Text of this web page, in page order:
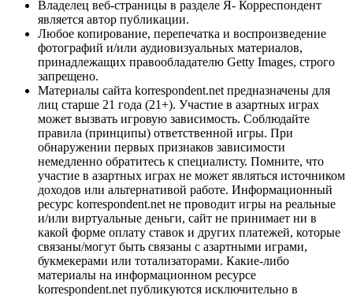
Владелец веб-страницы в разделе Я- Корреспондент
является автор публикации.
Любое копирование, перепечатка и воспроизведение
фотографий и/или аудиовизуальных материалов,
принадлежащих правообладателю Getty Images, строго
запрещено.
Материалы сайта korrespondent.net предназначены для
лиц старше 21 года (21+). Участие в азартных играх
может вызвать игровую зависимость. Соблюдайте
правила (принципы) ответственной игры. При
обнаружении первых признаков зависимости
немедленно обратитесь к специалисту. Помните, что
участие в азартных играх не может являться источником
доходов или альтернативой работе. Информационный
ресурс korrespondent.net не проводит игры на реальные
и/или виртуальные деньги, сайт не принимает ни в
какой форме оплату ставок и других платежей, которые
связаны/могут быть связаны с азартными играми,
букмекерами или тотализаторами. Какие-либо
материалы на информационном ресурсе
korrespondent.net публикуются исключительно в